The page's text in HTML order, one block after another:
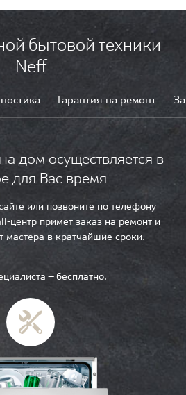
бытовой техники
Neff
Гарантия на ремонт
дом осуществляется в
для Вас время
или позвоните по телефону
центр примет заказ на ремонт и
мастера в кратчайшие сроки.
— бесплатно.